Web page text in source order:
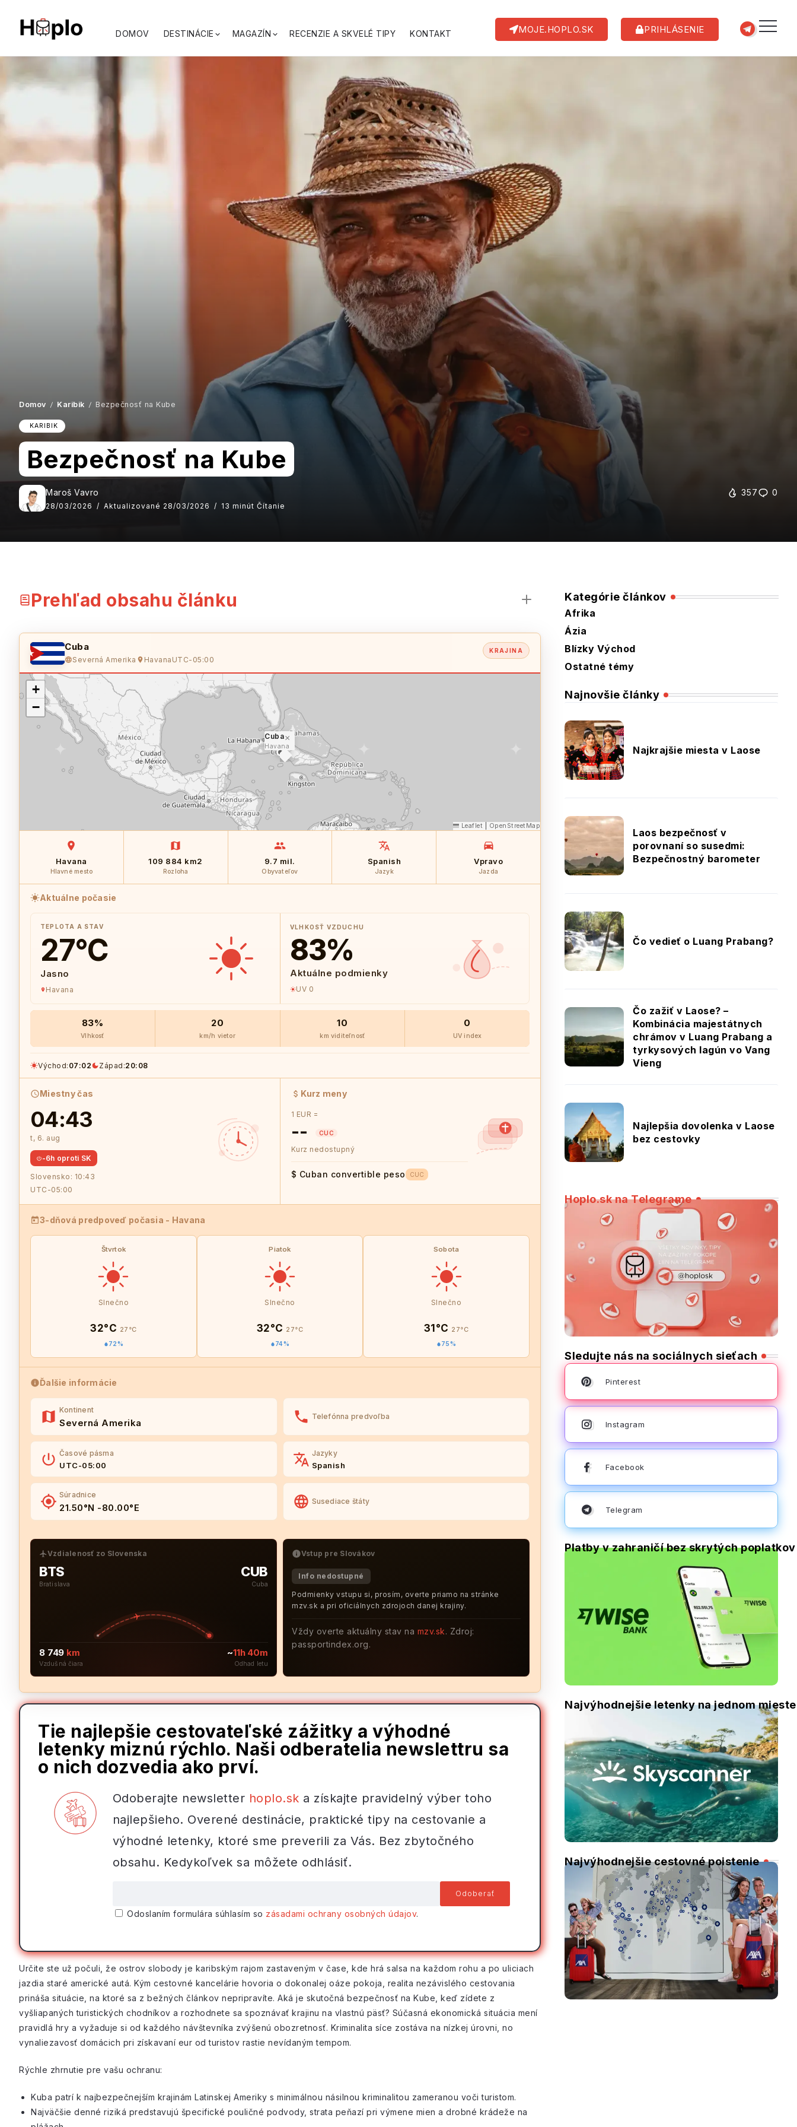
DOMOV DESTINÁCIE MAGAZÍN RECENZIE A SKVELÉ TIPY KONTAKT MOJE.HOPLO.SK PRIHLÁSENIE
Domov / Karibik / Bezpečnosť na Kube
KARIBIK
Bezpečnosť na Kube
Maroš Vavro
28/03/2026 Aktualizované 28/03/2026 13 minút Čítanie
357 0
Prehľad obsahu článku
Cuba
Severná Amerika Havana UTC-05:00
KRAJINA
Cuba
Havana
×
+
−
Leaflet OpenStreetMap
Havana
Hlavné mesto
109 884 km2
Rozloha
9.7 mil.
Obyvateľov
Spanish
Jazyk
Vpravo
Jazda
Aktuálne počasie
TEPLOTA A STAV
27°C
Jasno
Havana
VLHKOSŤ VZDUCHU
83%
Aktuálne podmienky
UV 0
83%
Vlhkosť
20
km/h vietor
10
km viditeľnosť
0
UV index
Východ: 07:02 Západ:20:08
Miestny čas
04:43
t, 6. aug
-6h oproti SK
Slovensko: 10:43
UTC-05:00
Kurz meny
1 EUR =
-- CUC
Kurz nedostupný
$ Cuban convertible peso CUC
3-dňová predpoveď počasia - Havana
Štvrtok
Slnečno
32°C 27°C
72%
Piatok
Slnečno
32°C 27°C
74%
Sobota
Slnečno
31°C 27°C
75%
Ďalšie informácie
Kontinent
Severná Amerika
Telefónna predvoľba
Časové pásma
UTC-05:00
Jazyky
Spanish
Súradnice
21.50°N -80.00°E
Susediace štáty
Vzdialenosť zo Slovenska
BTS
Bratislava
CUB
Cuba
8 749 km
Vzdušná čiara
~11h 40m
Odhad letu
Vstup pre Slovákov
Info nedostupné
Podmienky vstupu si, prosím, overte priamo na stránke
mzv.sk a pri oficiálnych zdrojoch danej krajiny.
Vždy overte aktuálny stav na mzv.sk. Zdroj:
passportindex.org.
Tie najlepšie cestovateľské zážitky a výhodné
letenky miznú rýchlo. Naši odberatelia newslettru sa
o nich dozvedia ako prví.
Odoberajte newsletter hoplo.sk a získajte pravidelný výber toho
najlepšieho. Overené destinácie, praktické tipy na cestovanie a
výhodné letenky, ktoré sme preverili za Vás. Bez zbytočného
obsahu. Kedykoľvek sa môžete odhlásiť.
Odoslaním formulára súhlasím so zásadami ochrany osobných údajov.
Určite ste už počuli, že ostrov slobody je karibským rajom zastaveným v čase, kde hrá salsa na každom rohu a po uliciach
jazdia staré americké autá. Kým cestovné kancelárie hovoria o dokonalej oáze pokoja, realita nezávislého cestovania
prináša situácie, na ktoré sa z bežných článkov nepripravíte. Aká je skutočná bezpečnosť na Kube, keď zídete z
vyšliapaných turistických chodníkov a rozhodnete sa spoznávať krajinu na vlastnú päsť? Súčasná ekonomická situácia mení
pravidlá hry a vyžaduje si od každého návštevníka zvýšenú obozretnosť. Kriminalita síce zostáva na nízkej úrovni, no
vynaliezavosť domácich pri získavaní eur od turistov rastie nevídaným tempom.
Rýchle zhrnutie pre vašu ochranu:
Kuba patrí k najbezpečnejším krajinám Latinskej Ameriky s minimálnou násilnou kriminalitou zameranou voči turistom.
Najväčšie denné riziká predstavujú špecifické pouličné podvody, strata peňazí pri výmene mien a drobné krádeže na
Kategórie článkov
Afrika
Ázia
Blízky Východ
Ostatné témy
Najnovšie články
Najkrajšie miesta v Laose
Laos bezpečnosť v
porovnaní so susedmi:
Bezpečnostný barometer
Čo vedieť o Luang Prabang?
Čo zažiť v Laose? –
Kombinácia majestátnych
chrámov v Luang Prabang a
tyrkysových lagún vo Vang
Vieng
Najlepšia dovolenka v Laose
bez cestovky
Hoplo.sk na Telegrame
Sledujte nás na sociálnych sieťach
Pinterest
Instagram
Facebook
Telegram
Platby v zahraničí bez skrytých poplatkov
Najvýhodnejšie letenky na jednom mieste
Najvýhodnejšie cestovné poistenie